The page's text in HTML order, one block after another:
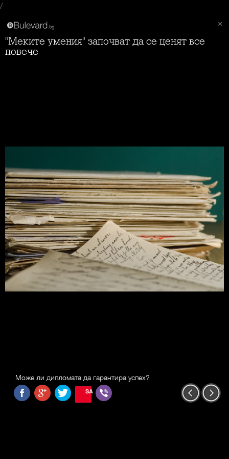
/
"Меките умения" започват да се ценят все
повече
Може ли дипломата да гарантира успех?
SAVE